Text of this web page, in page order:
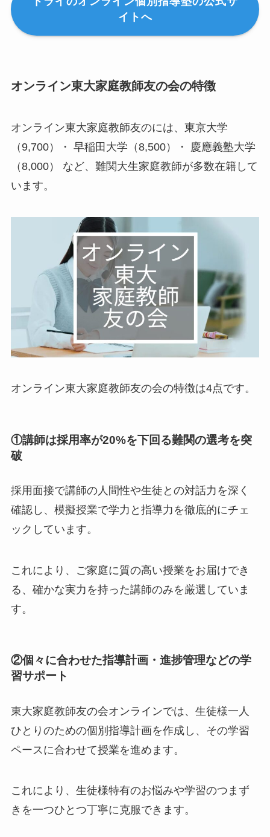
イトへ
オンライン東大家庭教師友の会の特徴
オンライン東大家庭教師友のには、東京大学
（9,700）・ 早稲田大学（8,500）・ 慶應義塾大学
（8,000） など、難関大生家庭教師が多数在籍して
います。
オンライン東大家庭教師友の会の特徴は4点です。
①講師は採用率が20%を下回る難関の選考を突
破
採用面接で講師の人間性や生徒との対話力を深く
確認し、模擬授業で学力と指導力を徹底的にチェ
ックしています。
これにより、ご家庭に質の高い授業をお届けでき
る、確かな実力を持った講師のみを厳選していま
す。
②個々に合わせた指導計画・進捗管理などの学
習サポート
東大家庭教師友の会オンラインでは、生徒様一人
ひとりのための個別指導計画を作成し、その学習
ペースに合わせて授業を進めます。
これにより、生徒様特有のお悩みや学習のつまず
きを一つひとつ丁寧に克服できます。